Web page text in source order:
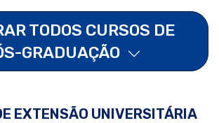
TODOS CURSOS DE
GRADUAÇÃO
EXTENSÃO UNIVERSITÁRIA